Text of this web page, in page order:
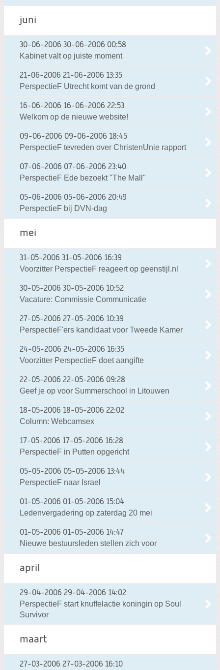
juni
30-06-2006 30-06-2006 00:58
Kabinet valt op juiste moment
21-06-2006 21-06-2006 13:35
PerspectieF Utrecht komt van de grond
16-06-2006 16-06-2006 22:53
Welkom op de nieuwe website!
09-06-2006 09-06-2006 18:45
PerspectieF tevreden over ChristenUnie rapport
07-06-2006 07-06-2006 23:40
PerspectieF Ede bezoekt "The Mall"
05-06-2006 05-06-2006 20:49
PerspectieF bij DVN-dag
mei
31-05-2006 31-05-2006 16:39
Voorzitter PerspectieF reageert op geenstijl.nl
30-05-2006 30-05-2006 10:52
Vacature: Commissie Communicatie
27-05-2006 27-05-2006 10:39
PerspectieF'ers kandidaat voor Tweede Kamer
24-05-2006 24-05-2006 16:35
Voorzitter PerspectieF doet aangifte
22-05-2006 22-05-2006 09:28
Geef je op voor Summerschool in Litouwen
18-05-2006 18-05-2006 22:02
Column: Webcamsex
17-05-2006 17-05-2006 16:28
PerspectieF in Putten opgericht
05-05-2006 05-05-2006 13:44
PerspectieF naar Israel
01-05-2006 01-05-2006 15:04
Ledenvergadering op zaterdag 20 mei
01-05-2006 01-05-2006 14:47
Nieuwe bestuursleden stellen zich voor
april
29-04-2006 29-04-2006 14:02
PerspectieF start knuffelactie koningin op Soul
Survivor
maart
27-03-2006 27-03-2006 16:10